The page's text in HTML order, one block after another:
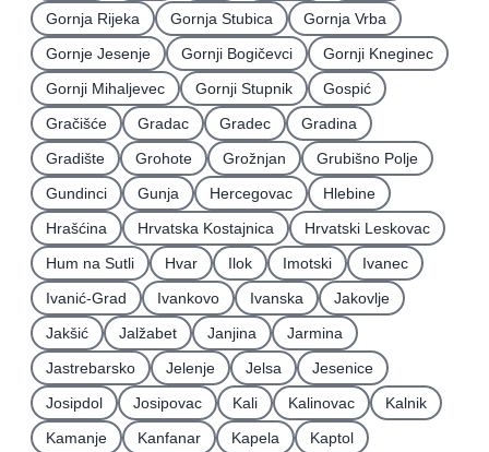
Gornja Rijeka Gornja Stubica
Gornja Vrba
Gornje Jesenje
Gornji Bogičevci
Gornji Kneginec
Gornji Mihaljevec
Gornji Stupnik
Gospić
Gračišće
Gradac Gradec
Gradina
Gradište
Grohote Grožnjan
Grubišno Polje
Gundinci
Gunja Hercegovac
Hlebine
Hrašćina
Hrvatska Kostajnica
Hrvatski Leskovac
Hum na Sutli
Hvar Ilok Imotski
Ivanec
Ivanić-Grad
Ivankovo Ivanska
Jakovlje
Jakšić
Jalžabet Janjina
Jarmina
Jastrebarsko
Jelenje Jelsa
Jesenice
Josipdol
Josipovac Kali Kalinovac
Kalnik
Kamanje
Kanfanar Kapela
Kaptol